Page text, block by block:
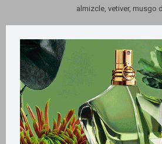
almizcle, vetiver, musgo
Este artículo está
Productos que te